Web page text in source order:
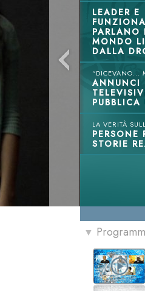
LEADER E
PARLANO
MONDO
DALLA
“DICEVANO...
ANNUNCI
LA VERITÀ
PERSONE
STORIE
▼